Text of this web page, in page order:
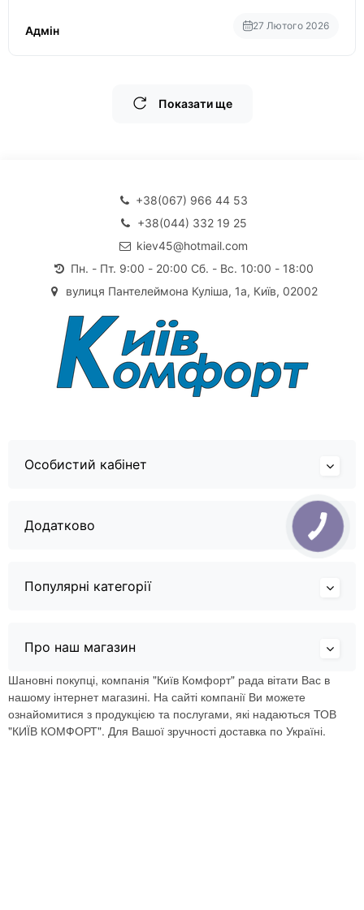
Адмін 27 Лютого 2026
Показати ще
+38(067) 966 44 53
+38(044) 332 19 25
kiev45@hotmail.com
Пн. - Пт. 9:00 - 20:00 Сб. - Вс. 10:00 - 18:00
вулиця Пантелеймона Куліша, 1а, Київ, 02002
Особистий кабінет
Додатково
Популярні категорії
Про наш магазин
Шановні покупці, компанія "Київ Комфорт" рада вітати Вас в
нашому інтернет магазині. На сайті компанії Ви можете
ознайомитися з продукцією та послугами, які надаються ТОВ
"КИЇВ КОМФОРТ". Для Вашої зручності доставка по Україні.